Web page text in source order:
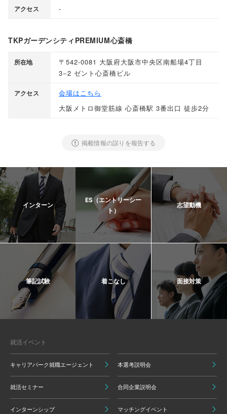
アクセス -
TKPガーデンシティPREMIUM心斎橋
所在地
〒542-0081 大阪府大阪市中央区南船場4丁目
3−2 ゼント心斎橋ビル
アクセス
会場はこちら
大阪メトロ御堂筋線 心斎橋駅 3番出口 徒歩2分
掲載情報の誤りを報告する
インターン
ES（エントリーシー
ト）
志望動機
筆記試験 着こなし 面接対策
就活イベント
キャリアパーク就職エージェント 本選考説明会
就活セミナー 合同企業説明会
インターンシップ マッチングイベント